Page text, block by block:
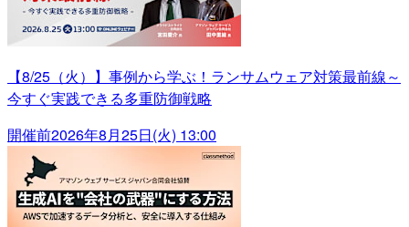
【8/25（火）】事例から学ぶ！ランサムウェア対策最前線～
今すぐ実践できる多重防御戦略
開催前2026年8月25日(火) 13:00